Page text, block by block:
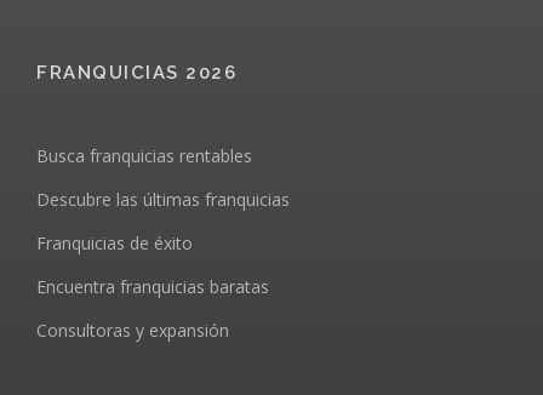
FRANQUICIAS 2026
Busca franquicias rentables
Descubre las últimas franquicias
Franquicias de éxito
Encuentra franquicias baratas
Consultoras y expansión